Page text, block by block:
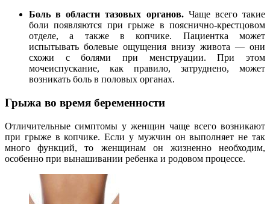
Боль в области тазовых органов. Чаще всего такие
боли появляются при грыже в пояснично-крестцовом
отделе, а также в копчике. Пациентка может
испытывать болевые ощущения внизу живота — они
схожи с болями при менструации. При этом
мочеиспускание, как правило, затруднено, может
возникать боль в половых органах.
Грыжа во время беременности
Отличительные симптомы у женщин чаще всего возникают
при грыже в копчике. Если у мужчин он выполняет не так
много функций, то женщинам он жизненно необходим,
особенно при вынашивании ребенка и родовом процессе.